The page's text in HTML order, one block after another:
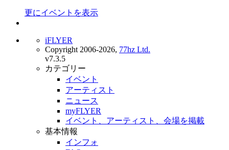
更にイベントを表示
iFLYER
Copyright 2006-2026, 77hz Ltd.
v7.3.5
カテゴリー
イベント
アーティスト
ニュース
myFLYER
イベント、アーティスト、会場を掲載
基本情報
インフォ